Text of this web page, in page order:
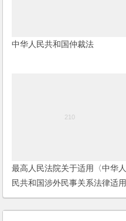
中华人民共和国仲裁法
最高人民法院关于适用〈中华人
民共和国涉外民事关系法律适用
法〉若干问题的解释（一）